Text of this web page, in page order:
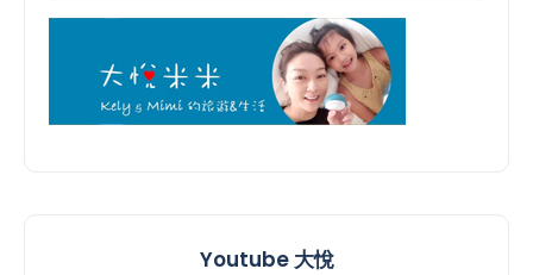
Youtube 大悅